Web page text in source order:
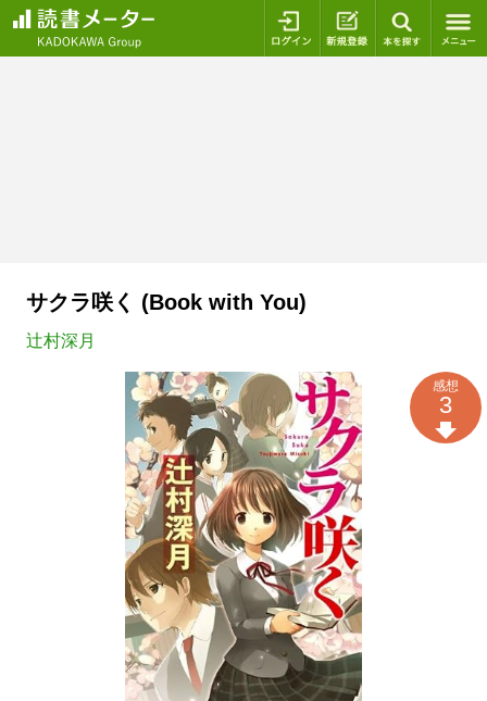
ログイン 新規登録
サクラ咲く (Book with You)
辻村深月
感想
3